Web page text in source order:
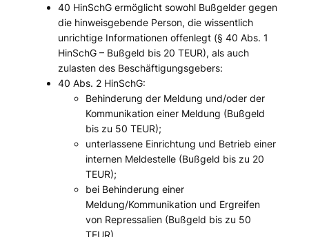
40 HinSchG ermöglicht sowohl Bußgelder gegen
die hinweisgebende Person, die wissentlich
unrichtige Informationen offenlegt (§ 40 Abs. 1
HinSchG – Bußgeld bis 20 TEUR), als auch
zulasten des Beschäftigungsgebers:
40 Abs. 2 HinSchG:
Behinderung der Meldung und/oder der
Kommunikation einer Meldung (Bußgeld
bis zu 50 TEUR);
unterlassene Einrichtung und Betrieb einer
internen Meldestelle (Bußgeld bis zu 20
TEUR);
bei Behinderung einer
Meldung/Kommunikation und Ergreifen
von Repressalien (Bußgeld bis zu 50
TEUR).